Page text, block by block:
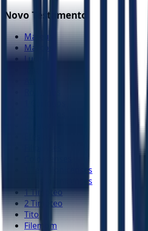
Novo Testamento
Mateus
Marcos
Lucas
1 Tessalonicenses
2 Tessalonicenses
1 Timóteo
2 Timóteo
Tito
Filemom